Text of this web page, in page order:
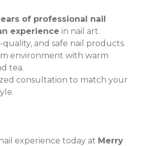
of professional nail
experience in nail art.
and safe nail products.
environment with warm
tea.
consultation to match your
experience today at Merry